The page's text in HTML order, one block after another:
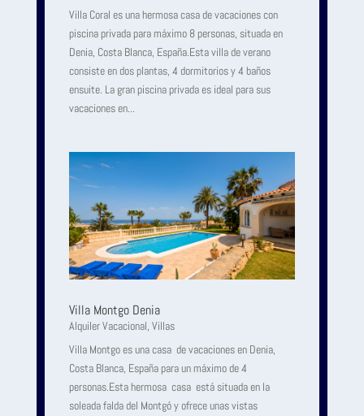
Villa Coral es una hermosa casa de vacaciones con
piscina privada para máximo 8 personas, situada en
Denia, Costa Blanca, España.Esta villa de verano
consiste en dos plantas, 4 dormitorios y 4 baños
ensuite. La gran piscina privada es ideal para sus
vacaciones en...
Villa Montgo Denia
Alquiler Vacacional, Villas
Villa Montgo es una casa de vacaciones en Denia,
Costa Blanca, España para un máximo de 4
personas.Esta hermosa casa está situada en la
soleada falda del Montgó y ofrece unas vistas